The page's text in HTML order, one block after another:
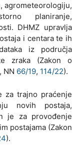
agrometeorologiju,
planiranje,
DHMZ upravlja
i centara te ih
iz područja
zraka (Zakon o
NN 66/19, 114/22).
za trajno praćenje
novih postaja,
je za provođenje
postajama (Zakon
).